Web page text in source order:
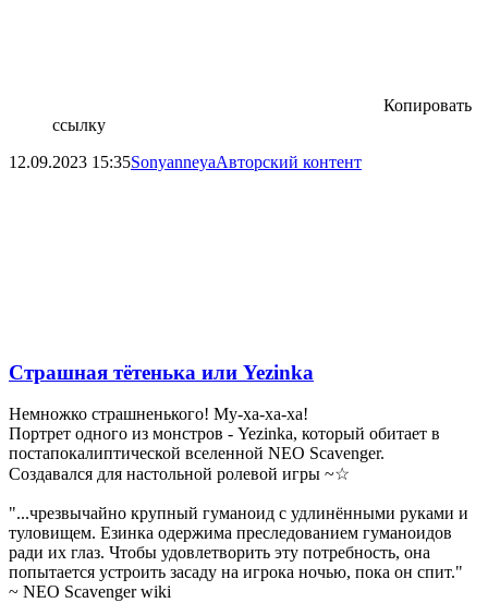
Копировать
ссылку
12.09.2023 15:35SonyanneyaАвторский контент
Страшная тётенька или Yezinka⁠⁠
Немножко страшненького! Му-ха-ха-ха!
Портрет одного из монстров - Yezinka, который обитает в
постапокалиптической вселенной NEO Scavenger.
Создавался для настольной ролевой игры ~☆
"...чрезвычайно крупный гуманоид с удлинёнными руками и
туловищем. Езинка одержима преследованием гуманоидов
ради их глаз. Чтобы удовлетворить эту потребность, она
попытается устроить засаду на игрока ночью, пока он спит."
~ NEO Scavenger wiki